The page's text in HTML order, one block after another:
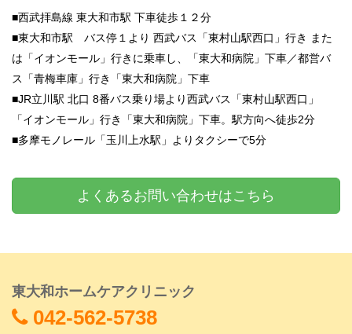
■西武拝島線 東大和市駅 下車徒歩１２分
■東大和市駅 バス停１より 西武バス「東村山駅西口」行き また
は「イオンモール」行きに乗車し、「東大和病院」下車／都営バ
ス「青梅車庫」行き「東大和病院」下車
■JR立川駅 北口 8番バス乗り場より西武バス「東村山駅西口」
「イオンモール」行き「東大和病院」下車。駅方向へ徒歩2分
■多摩モノレール「玉川上水駅」よりタクシーで5分
よくあるお問い合わせはこちら
東大和ホームケアクリニック
042-562-5738